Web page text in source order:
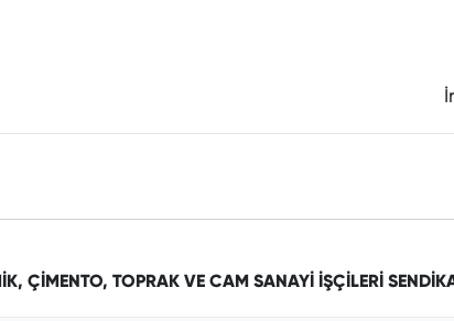
ÇİMENTO, TOPRAK VE CAM SANAYİ İŞÇİLERİ